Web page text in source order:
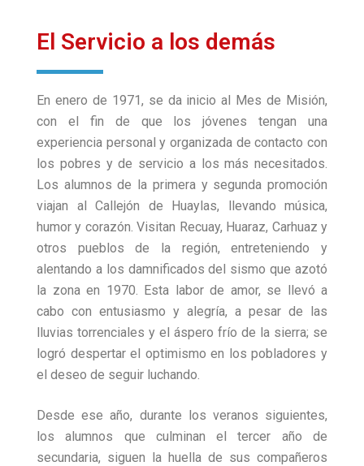
El Servicio a los demás
En enero de 1971, se da inicio al Mes de Misión,
con el fin de que los jóvenes tengan una
experiencia personal y organizada de contacto con
los pobres y de servicio a los más necesitados.
Los alumnos de la primera y segunda promoción
viajan al Callejón de Huaylas, llevando música,
humor y corazón. Visitan Recuay, Huaraz, Carhuaz y
otros pueblos de la región, entreteniendo y
alentando a los damnificados del sismo que azotó
la zona en 1970. Esta labor de amor, se llevó a
cabo con entusiasmo y alegría, a pesar de las
lluvias torrenciales y el áspero frío de la sierra; se
logró despertar el optimismo en los pobladores y
el deseo de seguir luchando.
Desde ese año, durante los veranos siguientes,
los alumnos que culminan el tercer año de
secundaria, siguen la huella de sus compañeros